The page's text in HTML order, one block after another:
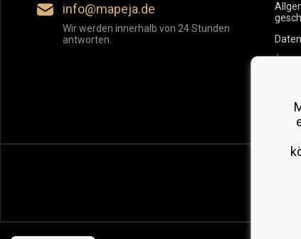
info@mapeja.de
Wir werden innerhalb von 24 Stunden
antworten.